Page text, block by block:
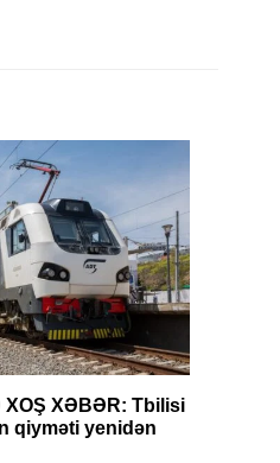
XƏBƏR: Tbilisi
qiyməti yenidən